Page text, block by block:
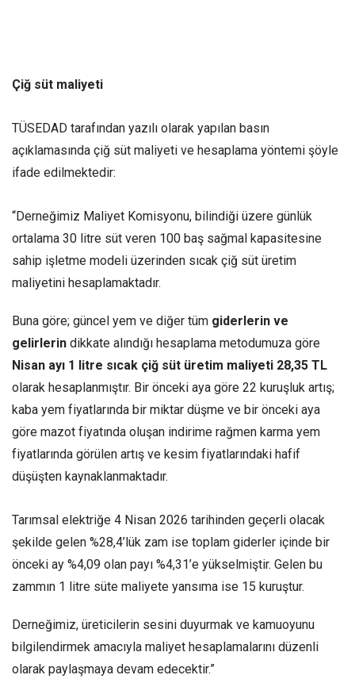
Çiğ süt maliyeti
TÜSEDAD tarafından yazılı olarak yapılan basın
açıklamasında çiğ süt maliyeti ve hesaplama yöntemi şöyle
ifade edilmektedir:
“Derneğimiz Maliyet Komisyonu, bilindiği üzere günlük
ortalama 30 litre süt veren 100 baş sağmal kapasitesine
sahip işletme modeli üzerinden sıcak çiğ süt üretim
maliyetini hesaplamaktadır.
Buna göre; güncel yem ve diğer tüm giderlerin ve
gelirlerin dikkate alındığı hesaplama metodumuza göre
Nisan ayı 1 litre sıcak çiğ süt üretim maliyeti 28,35 TL
olarak hesaplanmıştır. Bir önceki aya göre 22 kuruşluk artış;
kaba yem fiyatlarında bir miktar düşme ve bir önceki aya
göre mazot fiyatında oluşan indirime rağmen karma yem
fiyatlarında görülen artış ve kesim fiyatlarındaki hafif
düşüşten kaynaklanmaktadır.
Tarımsal elektriğe 4 Nisan 2026 tarihinden geçerli olacak
şekilde gelen %28,4’lük zam ise toplam giderler içinde bir
önceki ay %4,09 olan payı %4,31’e yükselmiştir. Gelen bu
zammın 1 litre süte maliyete yansıma ise 15 kuruştur.
Derneğimiz, üreticilerin sesini duyurmak ve kamuoyunu
bilgilendirmek amacıyla maliyet hesaplamalarını düzenli
olarak paylaşmaya devam edecektir.”